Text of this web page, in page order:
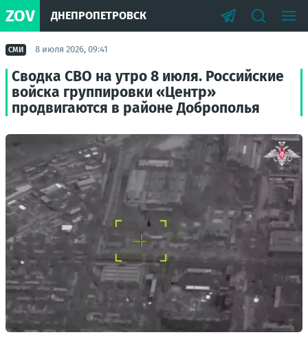
ZOV ДНЕПРОПЕТРОВСК
СМИ 8 июля 2026, 09:41
Сводка СВО на утро 8 июля. Российские
войска группировки «Центр»
продвигаются в районе Доброполья